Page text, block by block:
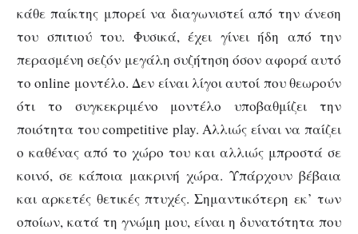
κάθε παίκτης μπορεί να διαγωνιστεί από την άνεση
του σπιτιού του. Φυσικά, έχει γίνει ήδη από την
περασμένη σεζόν μεγάλη συζήτηση όσον αφορά αυτό
το online μοντέλο. Δεν είναι λίγοι αυτοί που θεωρούν
ότι το συγκεκριμένο μοντέλο υποβαθμίζει την
ποιότητα του competitive play. Αλλιώς είναι να παίζει
ο καθένας από το χώρο του και αλλιώς μπροστά σε
κοινό, σε κάποια μακρινή χώρα. Υπάρχουν βέβαια
και αρκετές θετικές πτυχές. Σημαντικότερη εκ’ των
οποίων, κατά τη γνώμη μου, είναι η δυνατότητα που